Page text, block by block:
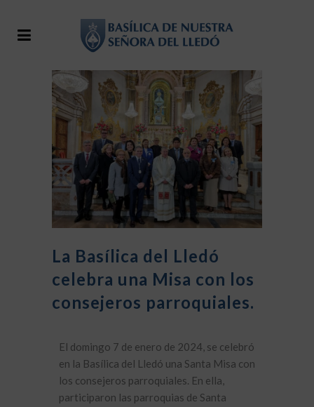
La Basílica del Lledó
celebra una Misa con los
consejeros parroquiales.
El domingo 7 de enero de 2024, se celebró
en la Basílica del Lledó una Santa Misa con
los consejeros parroquiales. En ella,
participaron las parroquias de Santa